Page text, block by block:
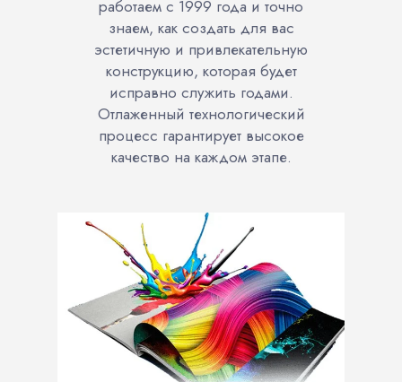
работаем с 1999 года и точно
знаем, как создать для вас
эстетичную и привлекательную
конструкцию, которая будет
исправно служить годами.
Отлаженный технологический
процесс гарантирует высокое
качество на каждом этапе.